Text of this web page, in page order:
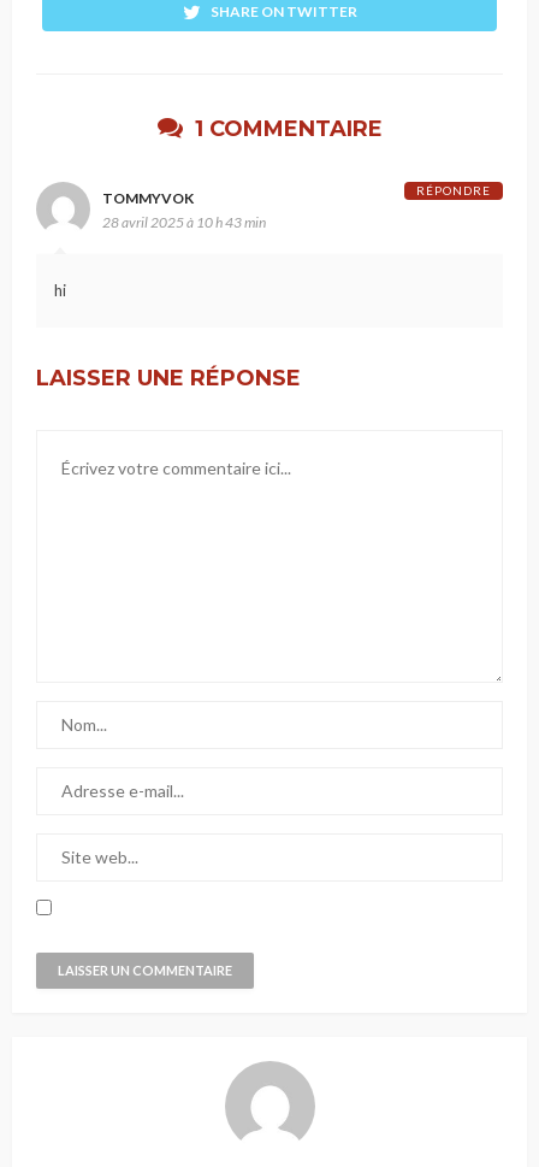
SHARE ON TWITTER
1 COMMENTAIRE
TOMMYVOK
28 avril 2025 à 10 h 43 min
hi
RÉPONDRE
LAISSER UNE RÉPONSE